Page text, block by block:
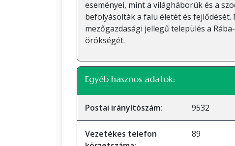
eseményei, mint a világháborúk és a
befolyásolták a falu életét és fejlődését.
mezőgazdasági jellegű település a
örökségét.
Egyéb hasznos adatok:
Postai irányítószám: 9532
Vezetékes telefon
89